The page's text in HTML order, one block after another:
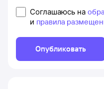
Соглашаюсь на
и правила
Опубликовать